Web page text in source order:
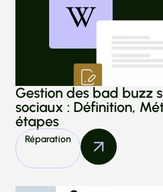
Gestion des bad buzz
sociaux : Définition,
étapes
Réparation